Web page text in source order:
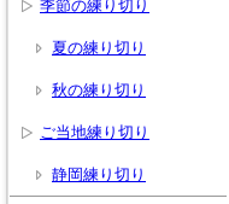
季節の練り切り
夏の練り切り
秋の練り切り
ご当地練り切り
静岡練り切り